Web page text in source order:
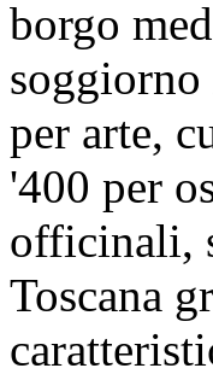
borgo
per arte,
'400 per
officinali,
Toscana